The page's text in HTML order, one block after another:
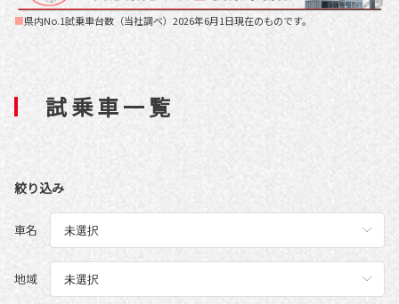
■県内No.1試乗車台数（当社調べ）2026年6月1日現在のものです。
試 乗 車 一 覧
絞り込み
車名
地域